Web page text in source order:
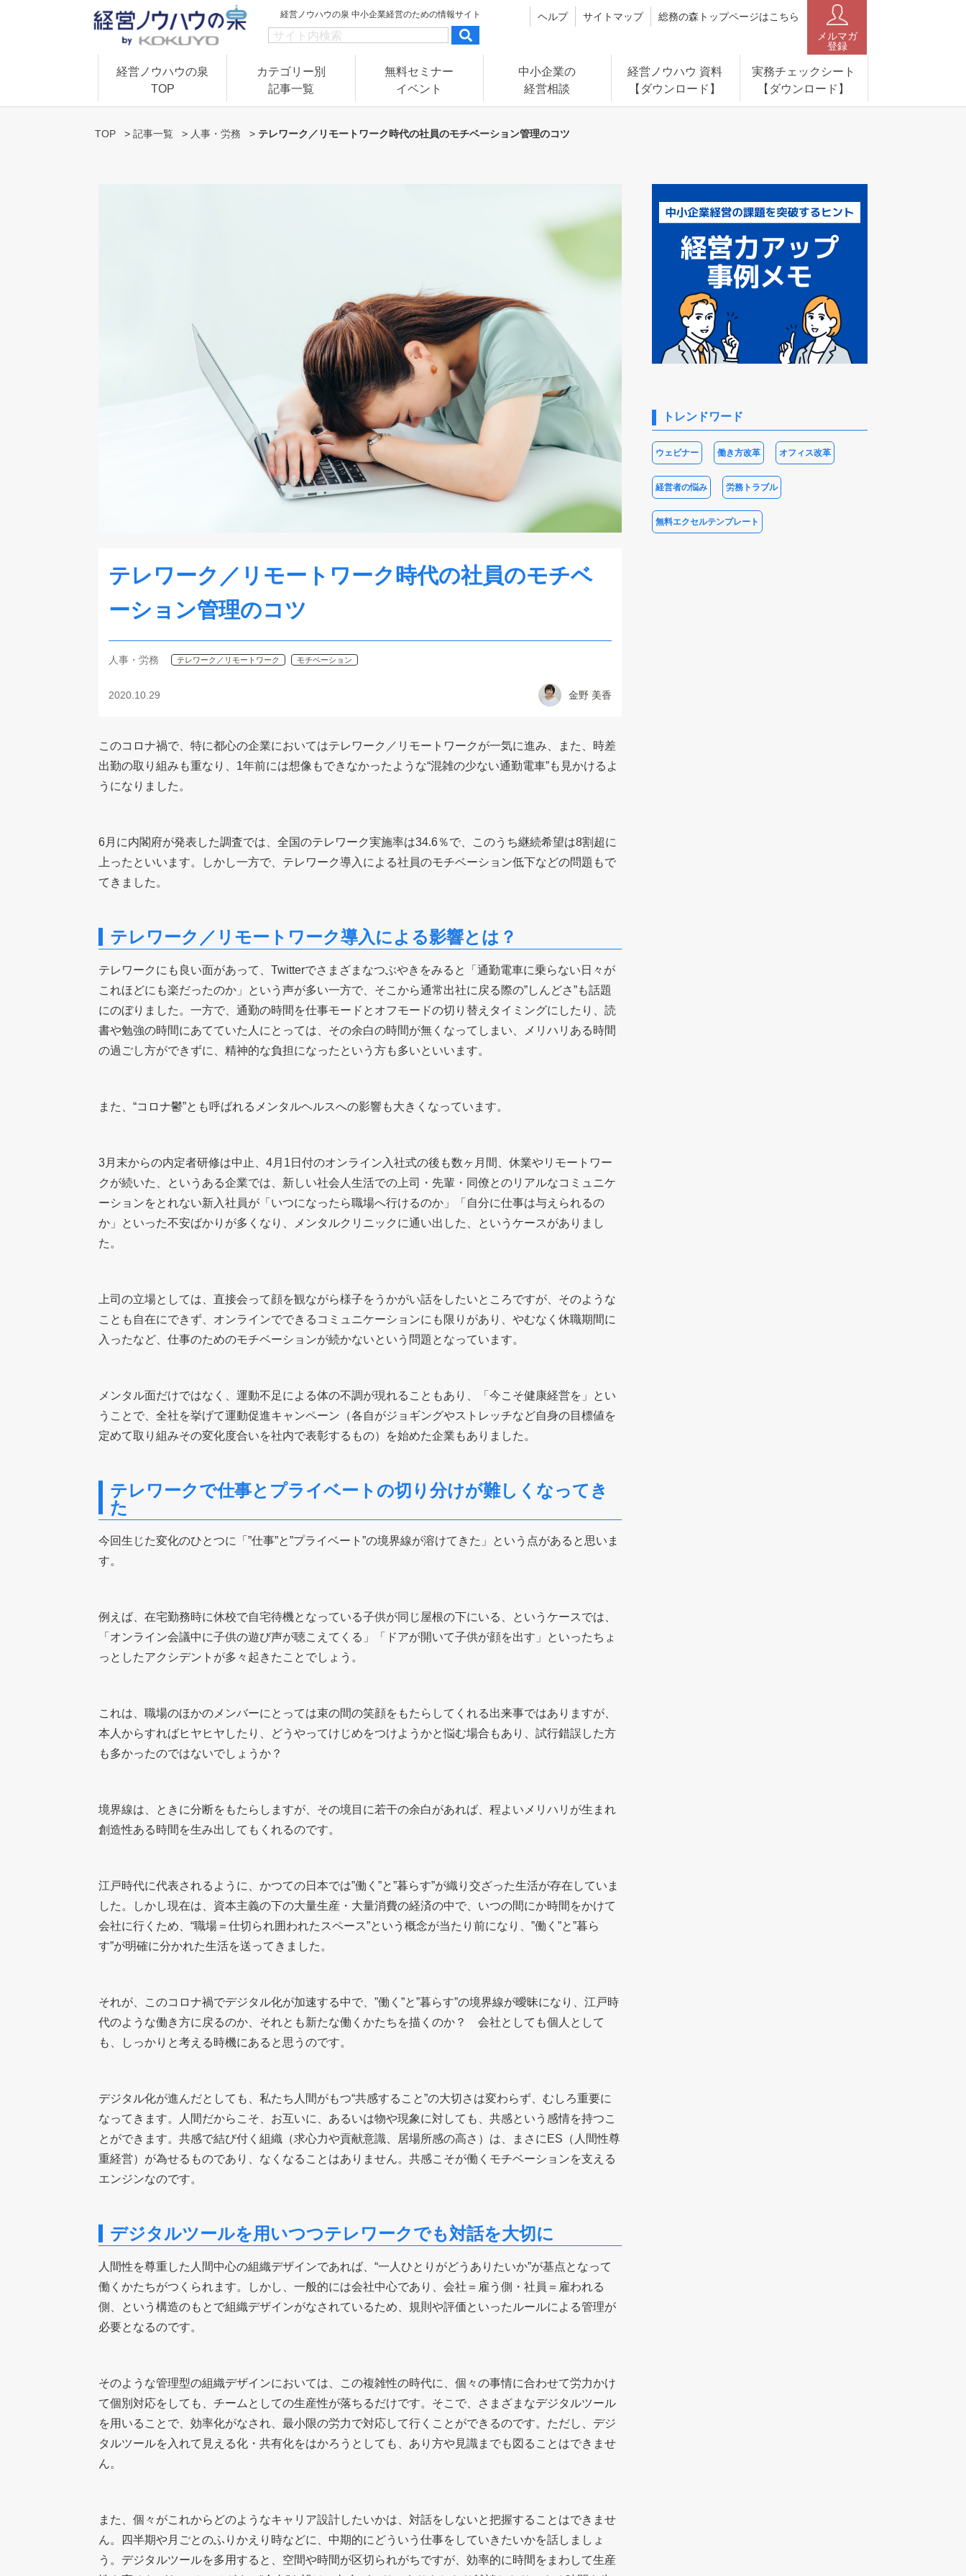
経営ノウハウの泉 中小企業経営のための情報サイト ヘルプ サイトマップ
総務の森トップページはこちら
メルマガ
登録
経営ノウハウの泉
TOP
カテゴリー別
記事一覧
無料セミナー
イベント
中小企業の
経営相談
経営ノウハウ 資料
【ダウンロード】
実務チェックシート
【ダウンロード】
TOP > 記事一覧 > 人事・労務 > テレワーク／リモートワーク時代の社員のモチベーション管理のコツ
テレワーク／リモートワーク時代の社員のモチベ
ーション管理のコツ
人事・労務 テレワーク／リモートワーク モチベーション
2020.10.29 金野 美香
このコロナ禍で、特に都心の企業においてはテレワーク／リモートワークが一気に進み、また、時差
出勤の取り組みも重なり、1年前には想像もできなかったような“混雑の少ない通勤電車”も見かけるよ
うになりました。
6月に内閣府が発表した調査では、全国のテレワーク実施率は34.6％で、このうち継続希望は8割超に
上ったといいます。しかし一方で、テレワーク導入による社員のモチベーション低下などの問題もで
てきました。
テレワーク／リモートワーク導入による影響とは？
テレワークにも良い面があって、Twitterでさまざまなつぶやきをみると「通勤電車に乗らない日々が
これほどにも楽だったのか」という声が多い一方で、そこから通常出社に戻る際の”しんどさ”も話題
にのぼりました。一方で、通勤の時間を仕事モードとオフモードの切り替えタイミングにしたり、読
書や勉強の時間にあてていた人にとっては、その余白の時間が無くなってしまい、メリハリある時間
の過ごし方ができずに、精神的な負担になったという方も多いといいます。
また、“コロナ鬱”とも呼ばれるメンタルヘルスへの影響も大きくなっています。
3月末からの内定者研修は中止、4月1日付のオンライン入社式の後も数ヶ月間、休業やリモートワー
クが続いた、というある企業では、新しい社会人生活での上司・先輩・同僚とのリアルなコミュニケ
ーションをとれない新入社員が「いつになったら職場へ行けるのか」「自分に仕事は与えられるの
か」といった不安ばかりが多くなり、メンタルクリニックに通い出した、というケースがありまし
た。
上司の立場としては、直接会って顔を観ながら様子をうかがい話をしたいところですが、そのような
ことも自在にできず、オンラインでできるコミュニケーションにも限りがあり、やむなく休職期間に
入ったなど、仕事のためのモチベーションが続かないという問題となっています。
メンタル面だけではなく、運動不足による体の不調が現れることもあり、「今こそ健康経営を」とい
うことで、全社を挙げて運動促進キャンペーン（各自がジョギングやストレッチなど自身の目標値を
定めて取り組みその変化度合いを社内で表彰するもの）を始めた企業もありました。
テレワークで仕事とプライベートの切り分けが難しくなってき
た
今回生じた変化のひとつに「”仕事”と”プライベート”の境界線が溶けてきた」という点があると思いま
す。
例えば、在宅勤務時に休校で自宅待機となっている子供が同じ屋根の下にいる、というケースでは、
「オンライン会議中に子供の遊び声が聴こえてくる」「ドアが開いて子供が顔を出す」といったちょ
っとしたアクシデントが多々起きたことでしょう。
これは、職場のほかのメンバーにとっては束の間の笑顔をもたらしてくれる出来事ではありますが、
本人からすればヒヤヒヤしたり、どうやってけじめをつけようかと悩む場合もあり、試行錯誤した方
も多かったのではないでしょうか？
境界線は、ときに分断をもたらしますが、その境目に若干の余白があれば、程よいメリハリが生まれ
創造性ある時間を生み出してもくれるのです。
江戸時代に代表されるように、かつての日本では”働く”と”暮らす”が織り交ざった生活が存在していま
した。しかし現在は、資本主義の下の大量生産・大量消費の経済の中で、いつの間にか時間をかけて
会社に行くため、“職場＝仕切られ囲われたスペース”という概念が当たり前になり、”働く”と”暮ら
す”が明確に分かれた生活を送ってきました。
それが、このコロナ禍でデジタル化が加速する中で、”働く”と”暮らす”の境界線が曖昧になり、江戸時
代のような働き方に戻るのか、それとも新たな働くかたちを描くのか？ 会社としても個人として
も、しっかりと考える時機にあると思うのです。
デジタル化が進んだとしても、私たち人間がもつ“共感すること”の大切さは変わらず、むしろ重要に
なってきます。人間だからこそ、お互いに、あるいは物や現象に対しても、共感という感情を持つこ
とができます。共感で結び付く組織（求心力や貢献意識、居場所感の高さ）は、まさにES（人間性尊
重経営）が為せるものであり、なくなることはありません。共感こそが働くモチベーションを支える
エンジンなのです。
デジタルツールを用いつつテレワークでも対話を大切に
人間性を尊重した人間中心の組織デザインであれば、“一人ひとりがどうありたいか”が基点となって
働くかたちがつくられます。しかし、一般的には会社中心であり、会社＝雇う側・社員＝雇われる
側、という構造のもとで組織デザインがなされているため、規則や評価といったルールによる管理が
必要となるのです。
そのような管理型の組織デザインにおいては、この複雑性の時代に、個々の事情に合わせて労力かけ
て個別対応をしても、チームとしての生産性が落ちるだけです。そこで、さまざまなデジタルツール
を用いることで、効率化がなされ、最小限の労力で対応して行くことができるのです。ただし、デジ
タルツールを入れて見える化・共有化をはかろうとしても、あり方や見識までも図ることはできませ
ん。
また、個々がこれからどのようなキャリア設計したいかは、対話をしないと把握することはできませ
ん。四半期や月ごとのふりかえり時などに、中期的にどういう仕事をしていきたいかを話しましょ
う。デジタルツールを多用すると、空間や時間が区切られがちですが、効率的に時間をまわして生産
トレンドワード
ウェビナー 働き方改革 オフィス改革
経営者の悩み 労務トラブル
無料エクセルテンプレート